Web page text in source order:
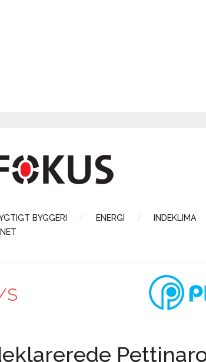
BYGGERI ENERGI INDEKLIMA
S